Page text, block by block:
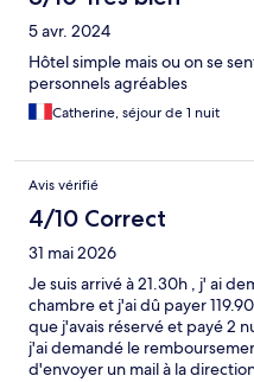
5 avr. 2024
Hôtel simple mais ou on se
personnels agréables
Catherine, séjour de 1 nuit
Avis vérifié
4/10 Correct
31 mai 2026
Je suis arrivé à 21.30h , j' ai
chambre et j'ai dû payer
que j'avais réservé et payé 2
j'ai demandé le
d'envoyer un mail à la